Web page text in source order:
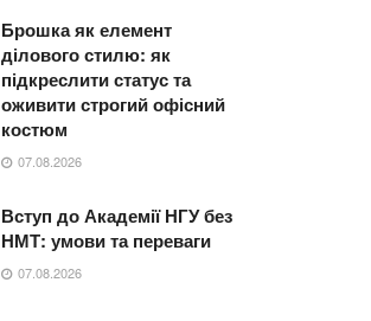
Брошка як елемент
ділового стилю: як
підкреслити статус та
оживити строгий офісний
костюм
07.08.2026
Вступ до Академії НГУ без
НМТ: умови та переваги
07.08.2026